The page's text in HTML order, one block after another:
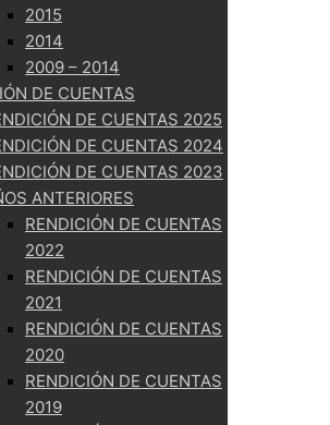
2015
2014
2009 – 2014
DE CUENTAS
DE CUENTAS 2025
DE CUENTAS 2024
DE CUENTAS 2023
ANTERIORES
RENDICIÓN DE CUENTAS
2022
RENDICIÓN DE CUENTAS
2021
RENDICIÓN DE CUENTAS
2020
RENDICIÓN DE CUENTAS
2019